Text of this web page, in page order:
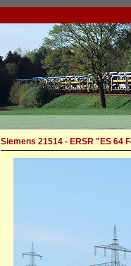
Siemens 21514 - ERSR "ES 64